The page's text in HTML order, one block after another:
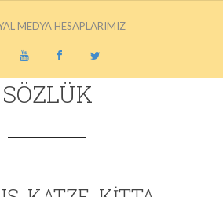
MEDYA HESAPLARIMIZ
SÖZLÜK